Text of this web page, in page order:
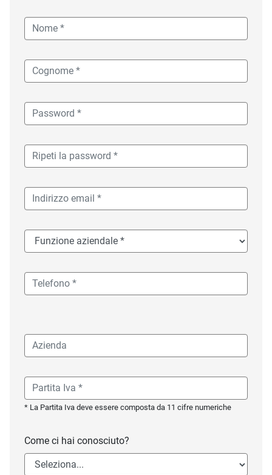
* La Partita Iva deve essere composta da 11 cifre numeriche
Come ci hai conosciuto?